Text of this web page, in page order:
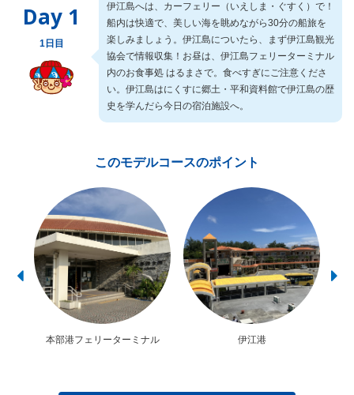
Day 1
1日目
伊江島へは、カーフェリー（いえしま・ぐすく）で！
船内は快適で、美しい海を眺めながら30分の船旅を
楽しみましょう。伊江島についたら、まず伊江島観光
協会で情報収集！お昼は、伊江島フェリーターミナル
内のお食事処 はるまさで。食べすぎにご注意くださ
い。伊江島はにくすに郷土・平和資料館で伊江島の歴
史を学んだら今日の宿泊施設へ。
このモデルコースのポイント
本部港フェリーターミナル 伊江港